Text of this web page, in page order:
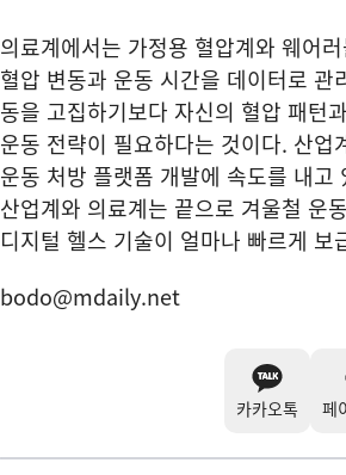
의료계에서는 가정용 혈압계와 웨어
혈압 변동과 운동 시간을 데이터로
동을 고집하기보다 자신의 혈압 패턴
운동 전략이 필요하다는 것이다. 산
운동 처방 플랫폼 개발에 속도를 내
산업계와 의료계는 끝으로 겨울철 운
디지털 헬스 기술이 얼마나 빠르게 보
bodo@mdaily.net
카카오톡 페